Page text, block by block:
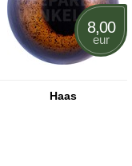
8,00
eur
Haas